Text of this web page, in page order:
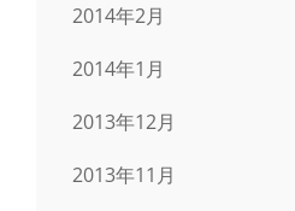
2014年2月
2014年1月
2013年12月
2013年11月